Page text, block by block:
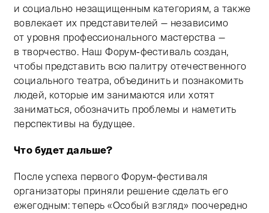
и социально незащищенным категориям, а также
вовлекает их представителей — независимо
от уровня профессионального мастерства —
в творчество. Наш Форум-фестиваль создан,
чтобы представить всю палитру отечественного
социального театра, объединить и познакомить
людей, которые им занимаются или хотят
заниматься, обозначить проблемы и наметить
перспективы на будущее.
Что будет дальше?
После успеха первого Форум-фестиваля
организаторы приняли решение сделать его
ежегодным: теперь «Особый взгляд» поочередно